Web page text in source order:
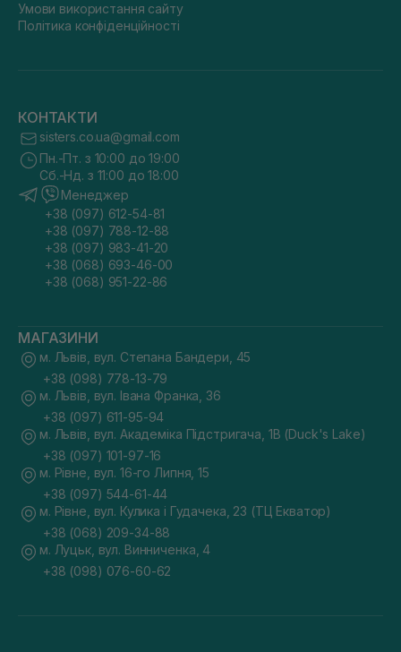
Умови використання сайту
Політика конфіденційності
КОНТАКТИ
sisters.co.ua@gmail.com
Пн.-Пт. з 10:00 до 19:00
Сб.-Нд. з 11:00 до 18:00
Менеджер
+38 (097) 612-54-81
+38 (097) 788-12-88
+38 (097) 983-41-20
+38 (068) 693-46-00
+38 (068) 951-22-86
МАГАЗИНИ
м. Львів, вул. Степана Бандери, 45
+38 (098) 778-13-79
м. Львів, вул. Івана Франка, 36
+38 (097) 611-95-94
м. Львів, вул. Академіка Підстригача, 1В (Duck's Lake)
+38 (097) 101-97-16
м. Рівне, вул. 16-го Липня, 15
+38 (097) 544-61-44
м. Рівне, вул. Кулика і Гудачека, 23 (ТЦ Екватор)
+38 (068) 209-34-88
м. Луцьк, вул. Винниченка, 4
+38 (098) 076-60-62